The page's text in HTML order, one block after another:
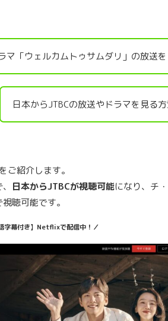
マ「ウェルカムトゥサムダリ」の放送
日本からJTBCの放送やドラマを見る
をご紹介します。
日本からJTBCが視聴可能になり、チ
聴可能です。
字幕付き】Netflixで配信中！／